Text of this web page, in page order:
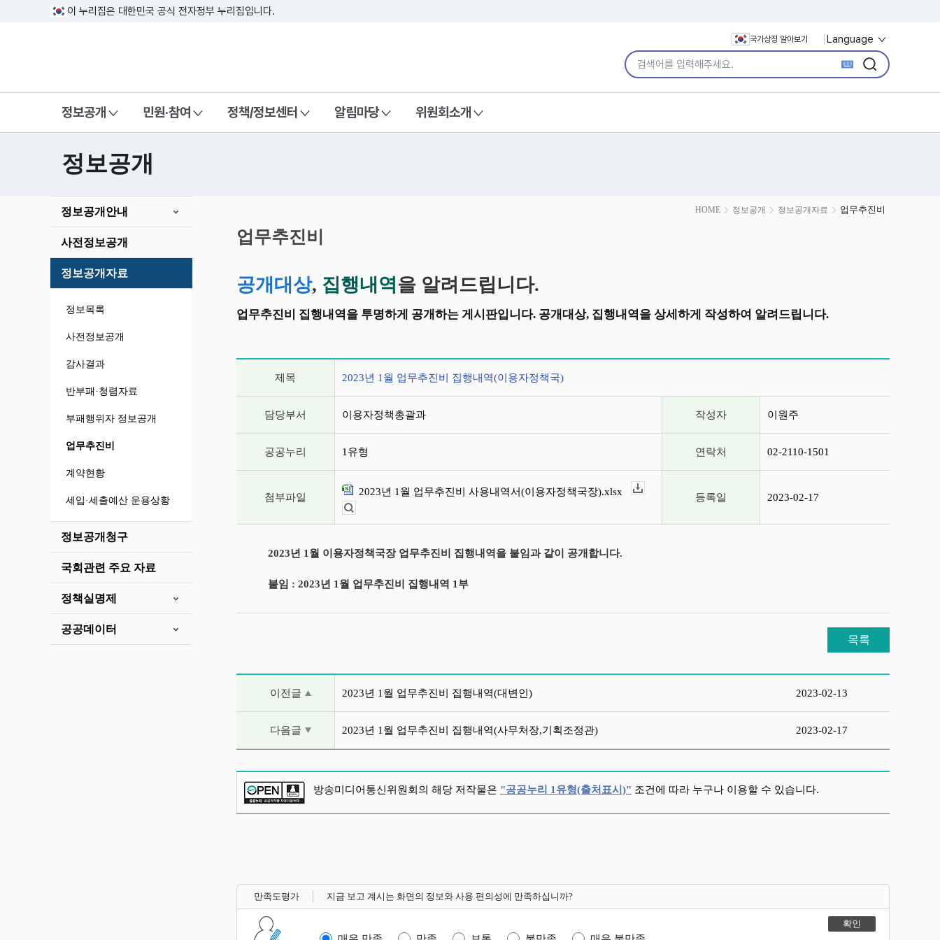
이 누리집은 대한민국 공식 전자정부 누리집입니다.
국가상징 알아보기 Language
통합검색어 입력
검색
검색
정보공개 민원·참여 정책/정보센터 알림마당 위원회소개
정보공개
정보공개안내
사전정보공개
정보공개자료
정보목록
사전정보공개
감사결과
반부패·청렴자료
부패행위자 정보공개
업무추진비
계약현황
세입·세출예산 운용상황
정보공개청구
국회관련 주요 자료
정책실명제
공공데이터
HOME 정보공개 정보공개자료 업무추진비
시
작
업무추진비
공개대상, 집행내역을 알려드립니다.
업무추진비 집행내역을 투명하게 공개하는 게시판입니다. 공개대상, 집행내역을 상세하게 작성하여 알려드립니다.
제목 2023년 1월 업무추진비 집행내역(이용자정책국)
담당부서 이용자정책총괄과 작성자 이원주
공공누리 1유형 연락처 02-2110-1501
첨부파일 2023년 1월 업무추진비 사용내역서(이용자정책국장).xlsx 등록일 2023-02-17
2023년 1월 이용자정책국장 업무추진비 집행내역을 붙임과 같이 공개합니다.
붙임 : 2023년 1월 업무추진비 집행내역 1부
목록
이전글 2023년 1월 업무추진비 집행내역(대변인) 2023-02-13
다음글 2023년 1월 업무추진비 집행내역(사무처장,기획조정관) 2023-02-17
방송미디어통신위원회의 해당 저작물은 "공공누리 1유형(출처표시)" 조건에 따라 누구나 이용할 수 있습니다.
만족도평가 지금 보고 계시는 화면의 정보와 사용 편의성에 만족하십니까?